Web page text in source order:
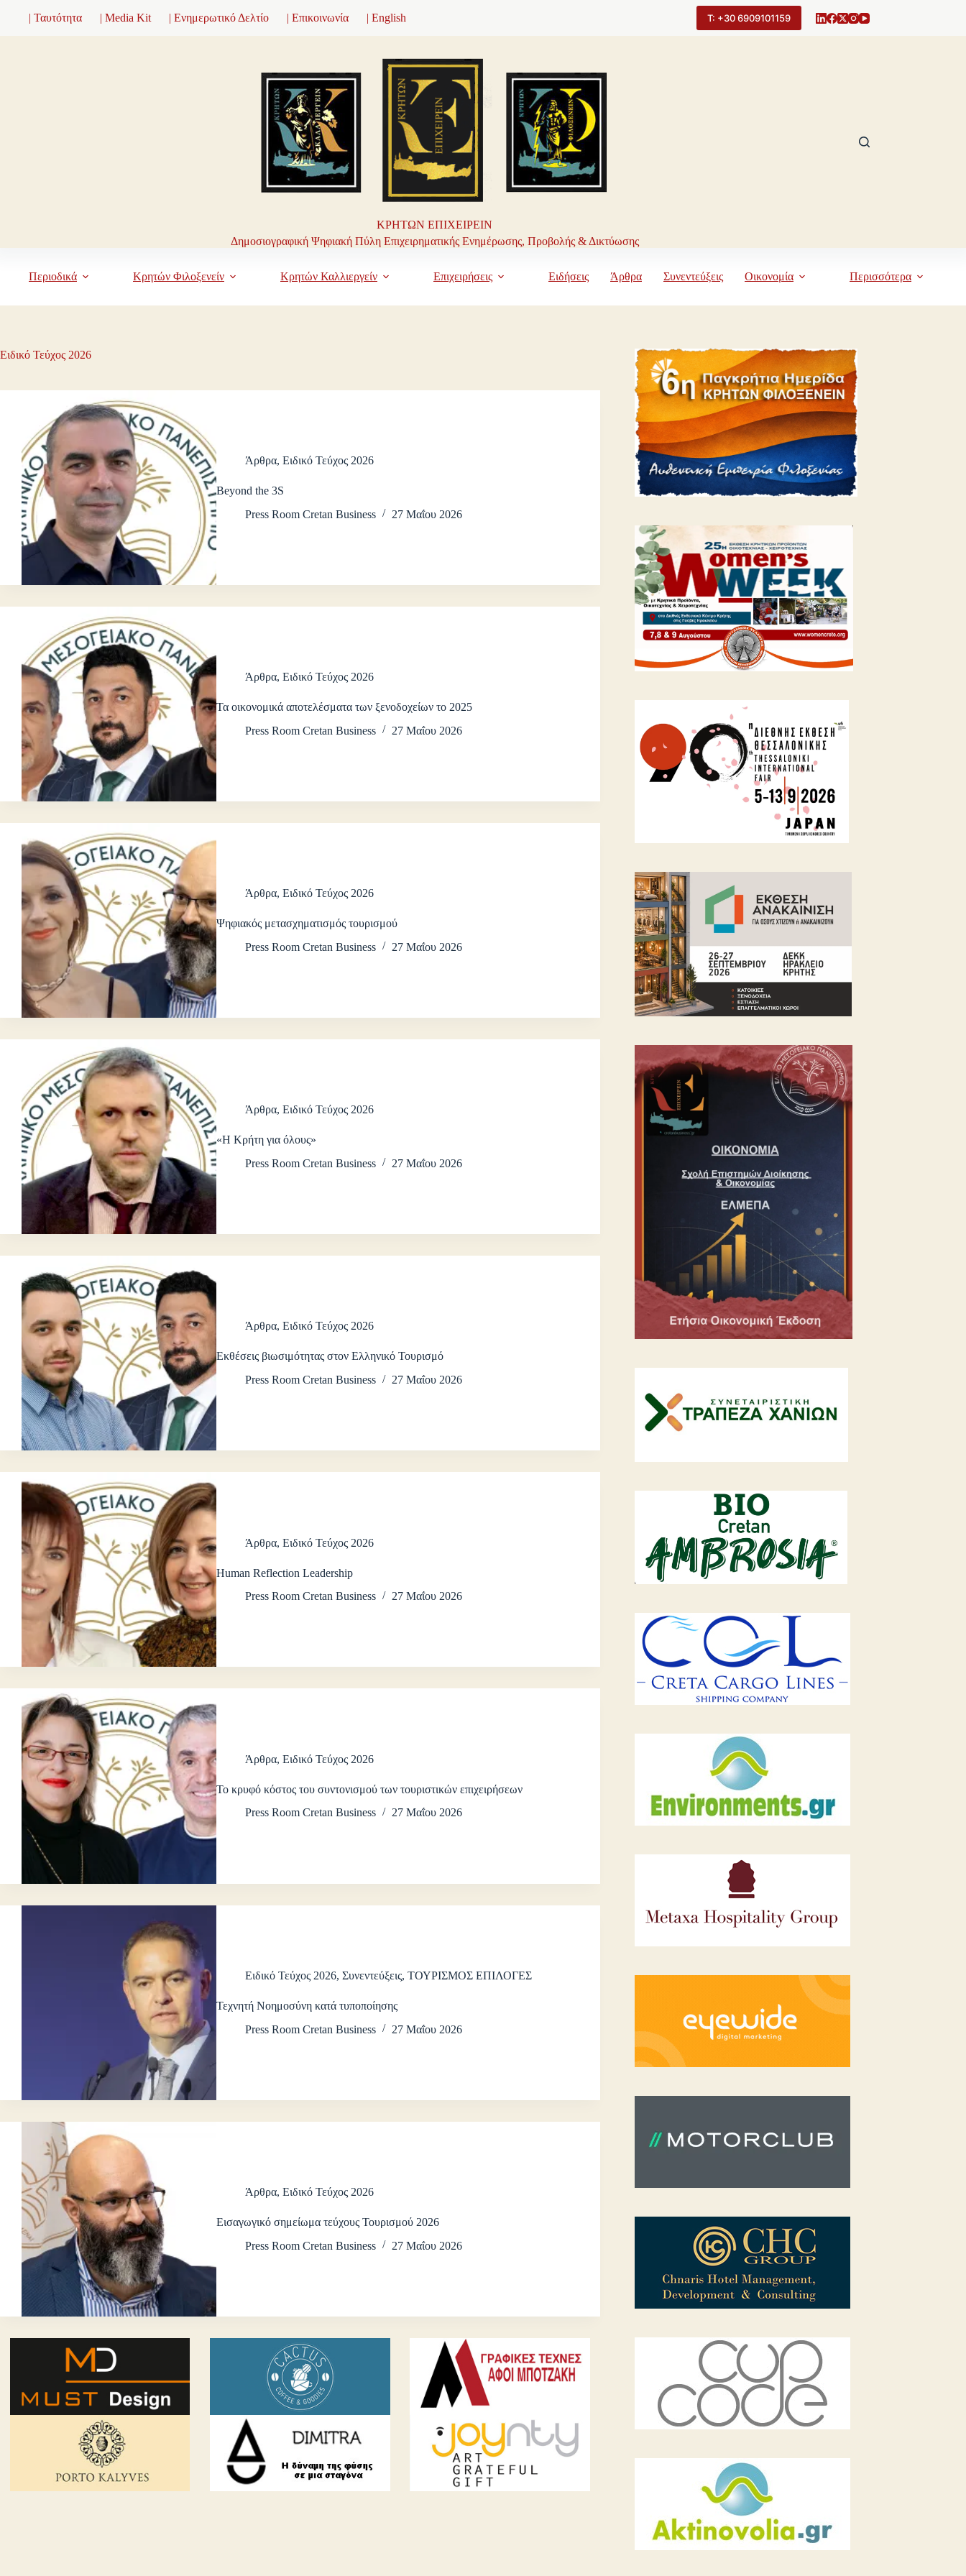
| Ταυτότητα | Media Kit | Ενημερωτικό Δελτίο | Επικοινωνία | English Τ: +30 6909101159
ΚΡΗΤΩΝ ΕΠΙΧΕΙΡΕΙΝ
Δημοσιογραφική Ψηφιακή Πύλη Επιχειρηματικής Ενημέρωσης, Προβολής & Δικτύωσης
Περιοδικά Κρητών Φιλοξενείν Κρητών Καλλιεργείν Επιχειρήσεις Ειδήσεις Άρθρα Συνεντεύξεις Οικονομία Περισσότερα
Ειδικό Τεύχος 2026
Άρθρα,Ειδικό Τεύχος 2026
Beyond the 3S
Press Room Cretan Business
27 Μαΐου 2026
Άρθρα,Ειδικό Τεύχος 2026
Τα οικονομικά αποτελέσματα των ξενοδοχείων το 2025
Press Room Cretan Business
27 Μαΐου 2026
Άρθρα,Ειδικό Τεύχος 2026
Ψηφιακός μετασχηματισμός τουρισμού
Press Room Cretan Business
27 Μαΐου 2026
Άρθρα,Ειδικό Τεύχος 2026
«Η Κρήτη για όλους»
Press Room Cretan Business
27 Μαΐου 2026
Άρθρα,Ειδικό Τεύχος 2026
Εκθέσεις βιωσιμότητας στον Ελληνικό Τουρισμό
Press Room Cretan Business
27 Μαΐου 2026
Άρθρα,Ειδικό Τεύχος 2026
Human Reflection Leadership
Press Room Cretan Business
27 Μαΐου 2026
Άρθρα,Ειδικό Τεύχος 2026
Το κρυφό κόστος του συντονισμού των τουριστικών επιχειρήσεων
Press Room Cretan Business
27 Μαΐου 2026
Ειδικό Τεύχος 2026,Συνεντεύξεις,ΤΟΥΡΙΣΜΟΣ ΕΠΙΛΟΓΕΣ
Τεχνητή Νοημοσύνη κατά τυποποίησης
Press Room Cretan Business
27 Μαΐου 2026
Άρθρα,Ειδικό Τεύχος 2026
Εισαγωγικό σημείωμα τεύχους Τουρισμού 2026
Press Room Cretan Business
27 Μαΐου 2026